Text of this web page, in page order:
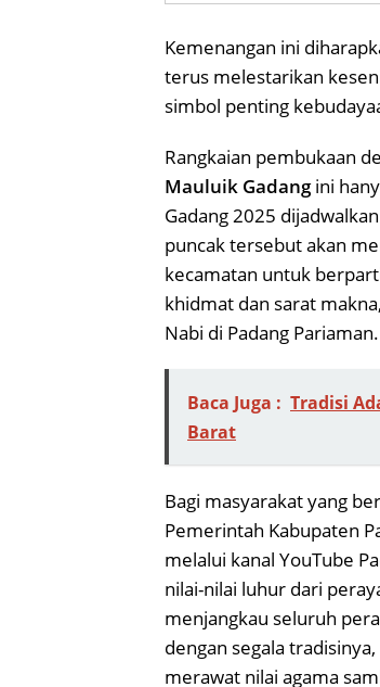
Kemenangan ini
terus melestarikan
simbol penting
Rangkaian pembukaan
Mauluik Gadangini
Gadang 2025
puncak tersebut akan
kecamatan untuk
khidmat dan sarat
Nabi di Padang Pariaman.
Baca Juga : Tradisi
Barat
Bagi masyarakat yang
Pemerintah Kabupaten
melalui kanal YouTube
nilai-nilai luhur dari
menjangkau seluruh
dengan segala
merawat nilai agama